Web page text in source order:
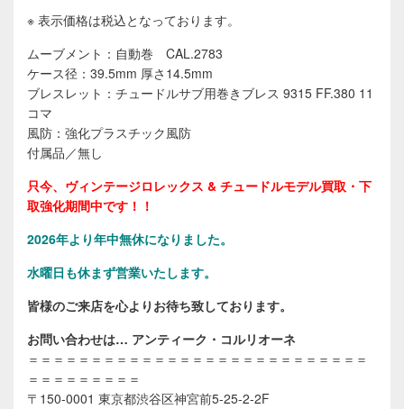
※ 表示価格は税込となっております。
ムーブメント：自動巻 CAL.2783
ケース径：39.5mm 厚さ14.5mm
ブレスレット：チュードルサブ用巻きブレス 9315 FF.380 11
コマ
風防：強化プラスチック風防
付属品／無し
只今、ヴィンテージロレックス & チュードルモデル買取・下
取強化期間中です！！
2026年より年中無休になりました。
水曜日も休まず営業いたします。
皆様のご来店を心よりお待ち致しております。
お問い合わせは… アンティーク・コルリオーネ
＝＝＝＝＝＝＝＝＝＝＝＝＝＝＝＝＝＝＝＝＝＝＝＝＝＝＝
＝＝＝＝＝＝＝＝＝
〒150-0001 東京都渋谷区神宮前5-25-2-2F